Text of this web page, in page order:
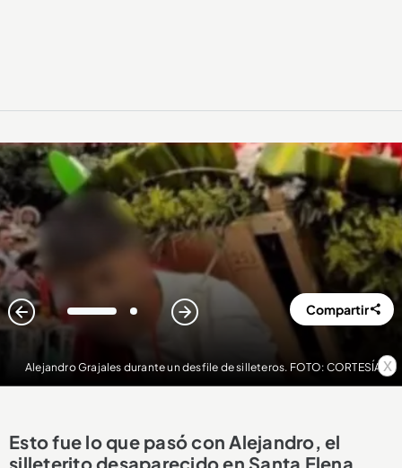
x
Alejandro Grajales durante un desfile de silleteros. FOTO: CORTESÍA
1 2 Compartir
Esto fue lo que pasó con Alejandro, el
silleterito desaparecido en Santa Elena